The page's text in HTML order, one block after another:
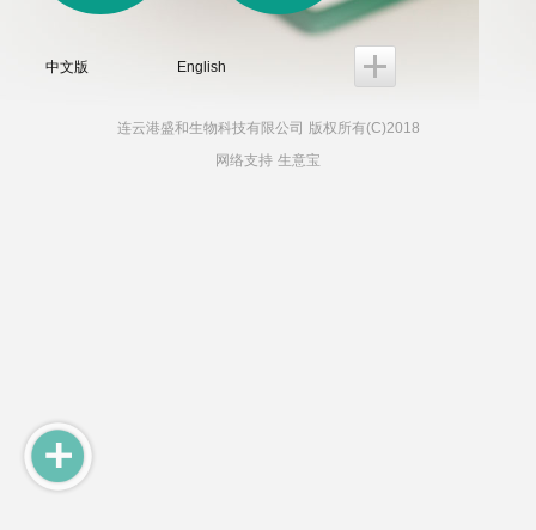
中文版 English
连云港盛和生物科技有限公司 版权所有(C)2018
网络支持 生意宝